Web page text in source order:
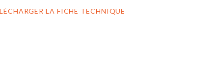
LA FICHE TECHNIQUE